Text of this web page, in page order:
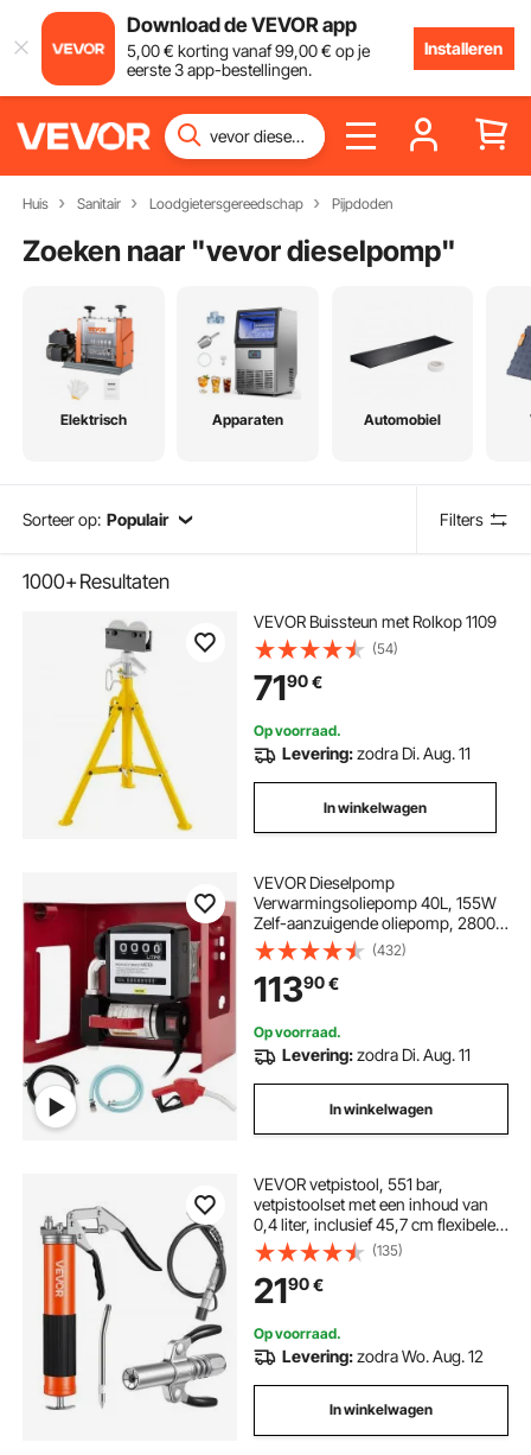
Download de VEVOR app
5,00€ korting vanaf99,00€ op je
eerste 3 app-bestellingen.
Installeren
Huis Sanitair Loodgietersgereedschap Pijpdoden
Zoeken naar "vevor dieselpomp"
Elektrisch Apparaten Automobiel
Sorteer op: Populair Filters
1000+Resultaten
VEVOR Buissteun met Rolkop 1109
(54)
7190€
Op voorraad.
Levering:zodra Di. Aug. 11
In winkelwagen
VEVOR Dieselpomp
Verwarmingsoliepomp 40L, 155W
Zelf-aanzuigende oliepomp, 2800
tpm Motortoerental Oliezuigpomp
Zelf-aanzuigend, 20 kg
Dieselbrandstoftransportpomp,
Teller Automatische pomp voor
biobrandstof
(432)
11390€
Op voorraad.
Levering:zodra Di. Aug. 11
In winkelwagen
VEVOR vetpistool, 551 bar,
vetpistoolset met een inhoud van
0,4 liter, inclusief 45,7 cm flexibele
slang, vetkoppeling met dubbele
handgreep, stijve verlengbuis en
scherpe spuitmond voor
automobiel- en
scheepvaarttoepassingen.
(135)
2190€
Op voorraad.
Levering:zodra Wo. Aug. 12
In winkelwagen